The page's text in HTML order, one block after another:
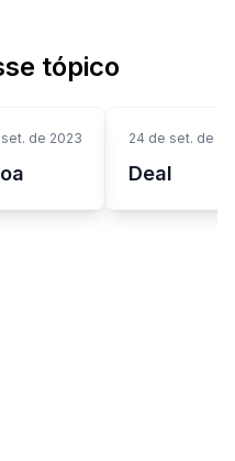
tópico
de 2023 24 de set. de
Deal